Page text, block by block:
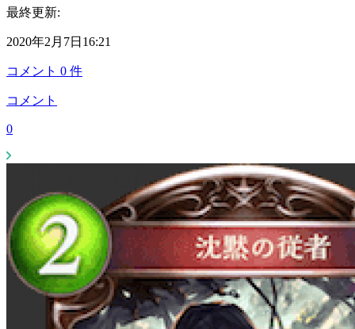
最終更新:
2020年2月7日16:21
コメント 0 件
コメント
0